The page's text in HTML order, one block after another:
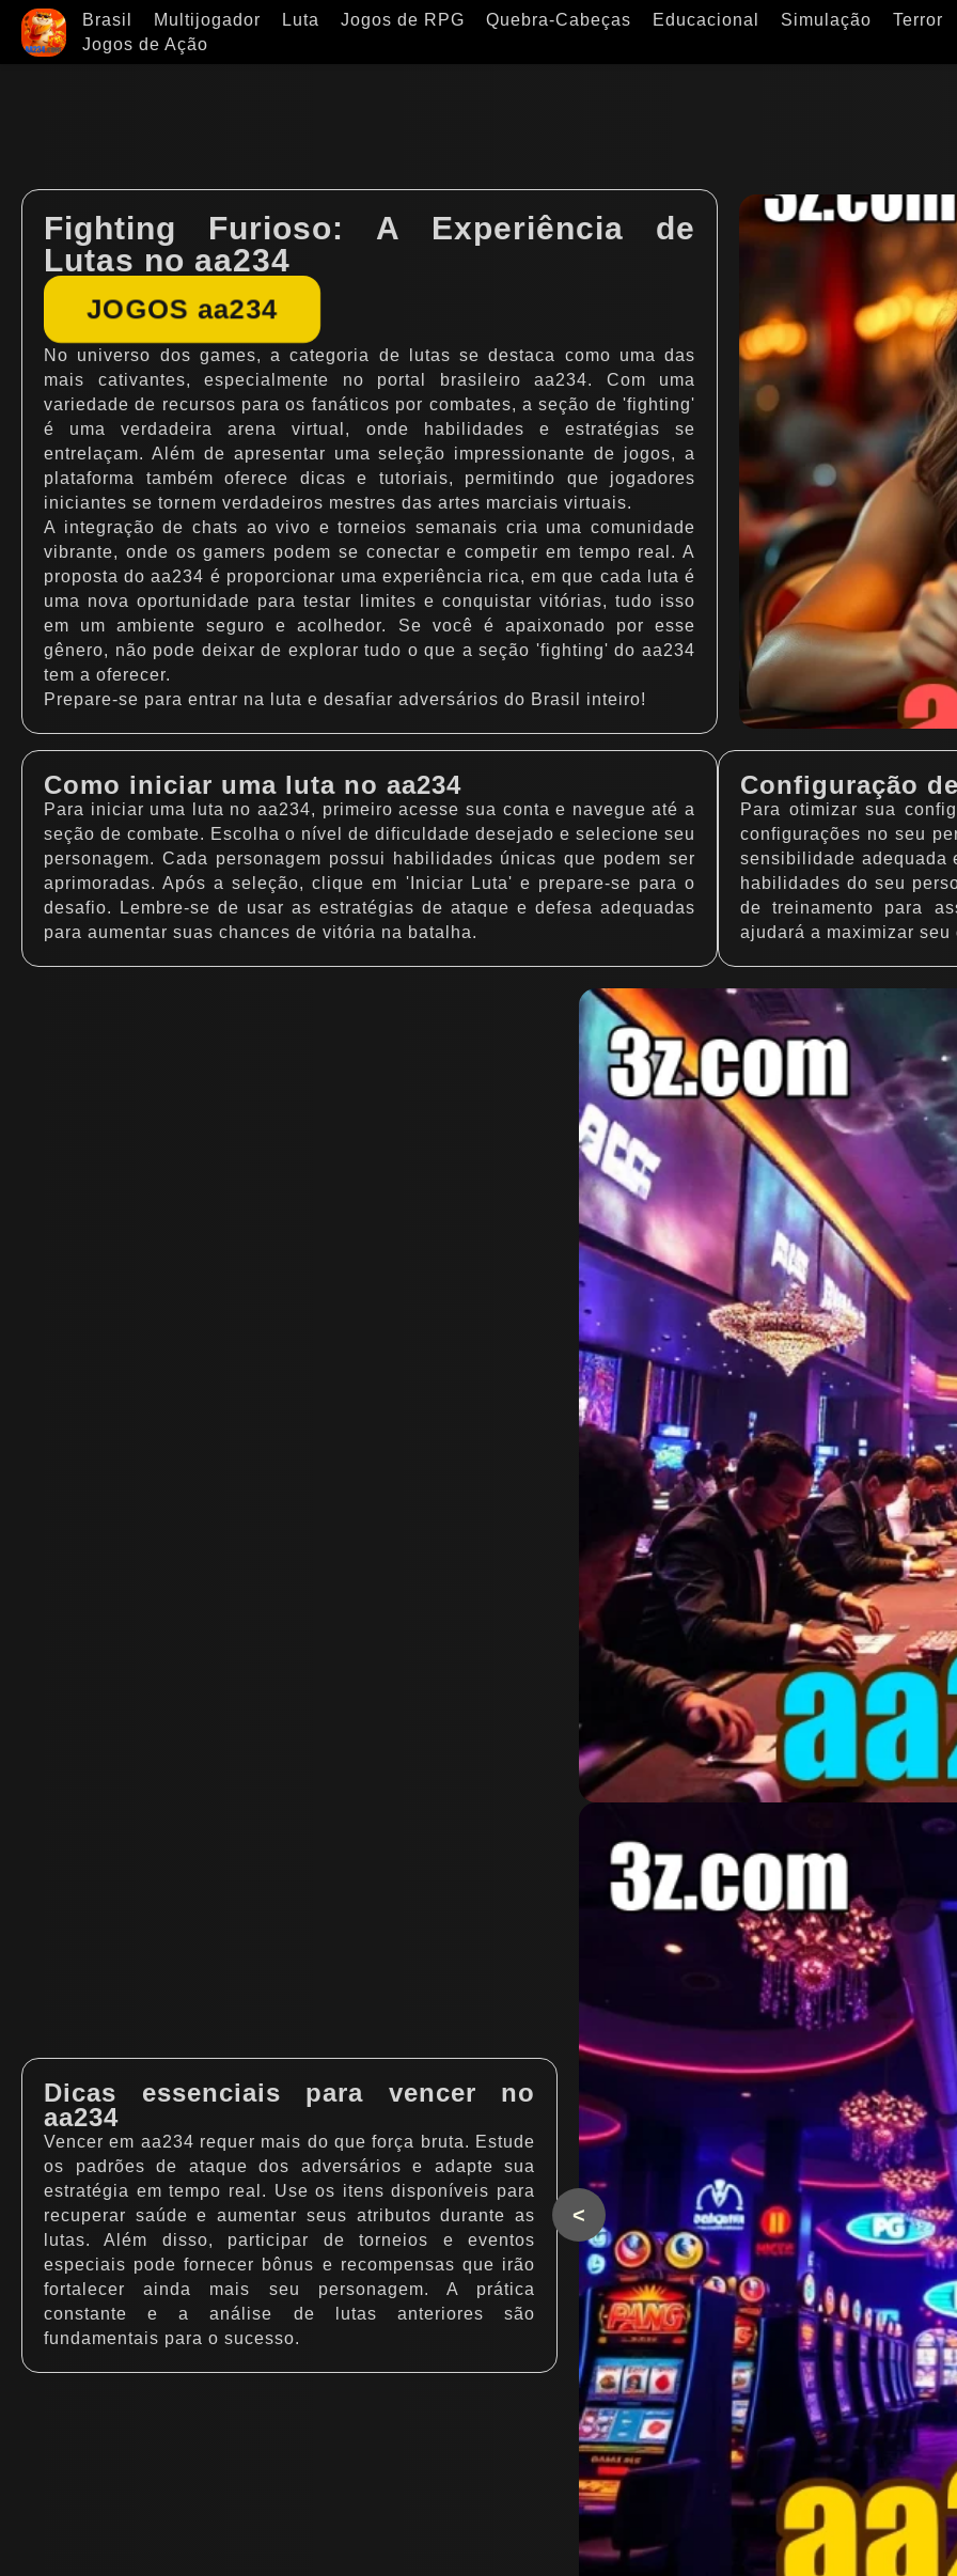
Brasil Multijogador Luta Jogos de RPG Quebra-Cabeças Educacional Simulação
Terror
Jogos de Ação
Fighting Furioso: A Experiência de
Lutas no aa234
JOGOS aa234
No universo dos games, a categoria de lutas se destaca como uma das
mais cativantes, especialmente no portal brasileiro aa234. Com uma
variedade de recursos para os fanáticos por combates, a seção de 'fighting'
é uma verdadeira arena virtual, onde habilidades e estratégias se
entrelaçam. Além de apresentar uma seleção impressionante de jogos, a
plataforma também oferece dicas e tutoriais, permitindo que jogadores
iniciantes se tornem verdadeiros mestres das artes marciais virtuais.
A integração de chats ao vivo e torneios semanais cria uma comunidade
vibrante, onde os gamers podem se conectar e competir em tempo real. A
proposta do aa234 é proporcionar uma experiência rica, em que cada luta é
uma nova oportunidade para testar limites e conquistar vitórias, tudo isso
em um ambiente seguro e acolhedor. Se você é apaixonado por esse
gênero, não pode deixar de explorar tudo o que a seção 'fighting' do aa234
tem a oferecer.
Prepare-se para entrar na luta e desafiar adversários do Brasil inteiro!
Como iniciar uma luta no aa234
Para iniciar uma luta no aa234, primeiro acesse sua conta e navegue até a
seção de combate. Escolha o nível de dificuldade desejado e selecione seu
personagem. Cada personagem possui habilidades únicas que podem ser
aprimoradas. Após a seleção, clique em 'Iniciar Luta' e prepare-se para o
desafio. Lembre-se de usar as estratégias de ataque e defesa adequadas
para aumentar suas chances de vitória na batalha.
Configuração
Para otimizar sua
configurações no seu
sensibilidade adequada
habilidades do seu
de treinamento para
ajudará a maximizar
Dicas essenciais para vencer no
aa234
Vencer em aa234 requer mais do que força bruta. Estude
os padrões de ataque dos adversários e adapte sua
estratégia em tempo real. Use os itens disponíveis para
recuperar saúde e aumentar seus atributos durante as
lutas. Além disso, participar de torneios e eventos
especiais pode fornecer bônus e recompensas que irão
fortalecer ainda mais seu personagem. A prática
constante e a análise de lutas anteriores são
fundamentais para o sucesso.
<